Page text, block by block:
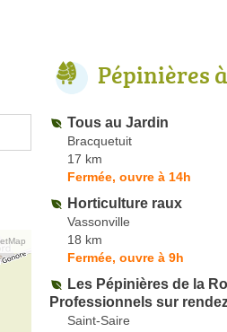
Pépinières
Tous au Jardin
Bracquetuit
17 km
Fermée, ouvre à 14h
Horticulture raux
Vassonville
18 km
Fermée, ouvre à 9h
Les Pépinières de la
Professionnels sur
Saint-Saire